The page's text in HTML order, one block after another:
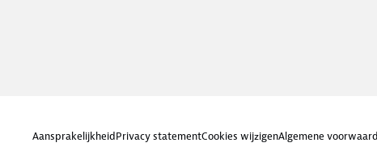
AansprakelijkheidPrivacy statementCookies wijzigenAlgemene